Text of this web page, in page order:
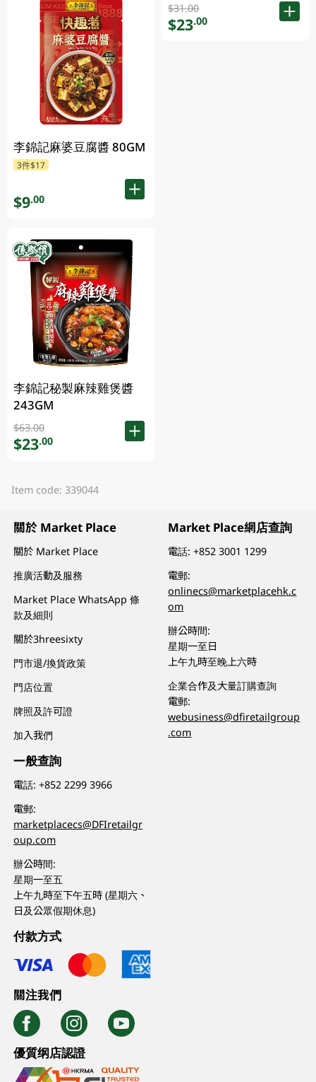
李錦記麻婆豆腐醬 80GM
3件$17
$9.00
李錦記秘製麻辣雞煲醬
243GM
$63.00
$23.00
$31.00
$23.00
Item code: 339044
關於 Market Place
關於 Market Place
推廣活動及服務
Market Place WhatsApp 條
款及細則
關於3hreesixty
門市退/換貨政策
門店位置
牌照及許可證
加入我們
一般查詢
電話:+852 2299 3966
電郵:
marketplacecs@DFIretailgr
oup.com
辦公時間:
星期一至五
上午九時至下午五時 (星期六、
日及公眾假期休息)
Market Place網店查詢
電話:+852 3001 1299
電郵:
onlinecs@marketplacehk.c
om
辦公時間:
星期一至日
上午九時至晚上六時
企業合作及大量訂購查詢
電郵:
webusiness@dfiretailgroup
.com
付款方式
關注我們
優質纲店認證